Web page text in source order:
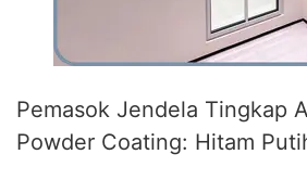
Pemasok Jendela Tingkap
Powder Coating: Hitam